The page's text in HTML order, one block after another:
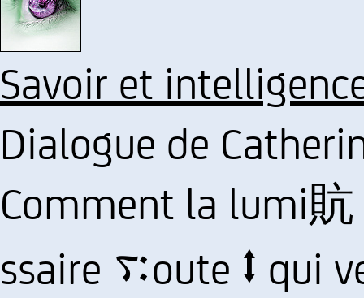
Savoir et
Dialogue de
Comment la lumi
ssaire ࠴oute ⭥ qui veut servir Dieu en v鲩t